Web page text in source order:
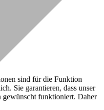
sind für die Funktion
Sie garantieren, dass unser
gewünscht funktioniert. Daher